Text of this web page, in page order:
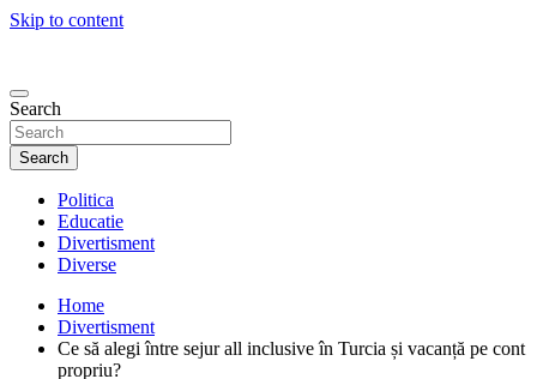
Skip to content
Search
Search
Politica
Educatie
Divertisment
Diverse
Home
Divertisment
Ce să alegi între sejur all inclusive în Turcia și vacanță pe cont
propriu?